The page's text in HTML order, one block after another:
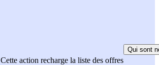
Cette action recharge la liste des offres
Qui sont